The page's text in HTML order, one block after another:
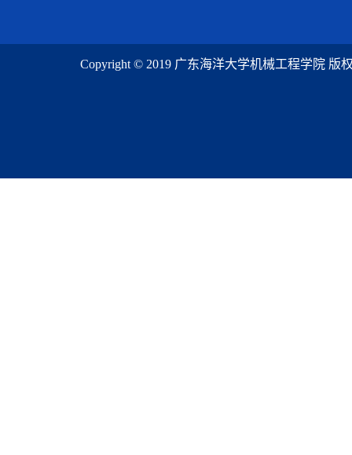
Copyright © 2019 广东海洋大学机械工程